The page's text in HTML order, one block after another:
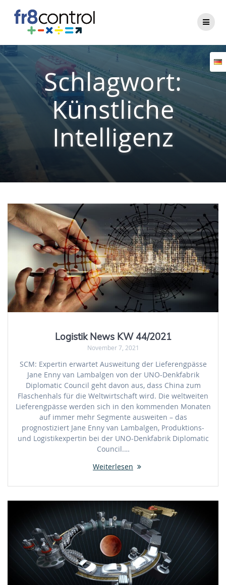
Schlagwort:
Künstliche
Intelligenz
Logistik News KW 44/2021
November 7, 2021
SCM: Expertin erwartet Ausweitung der Lieferengpässe
Jane Enny van Lambalgen von der UNO-Denkfabrik
Diplomatic Council geht davon aus, dass China zum
Flaschenhals für die Weltwirtschaft wird. Die weltweiten
Lieferengpässe werden sich in den kommenden Monaten
auf immer mehr Segmente ausweiten – das
prognostiziert Jane Enny van Lambalgen, Produktions-
und Logistikexpertin bei der UNO-Denkfabrik Diplomatic
Council.…
Weiterlesen